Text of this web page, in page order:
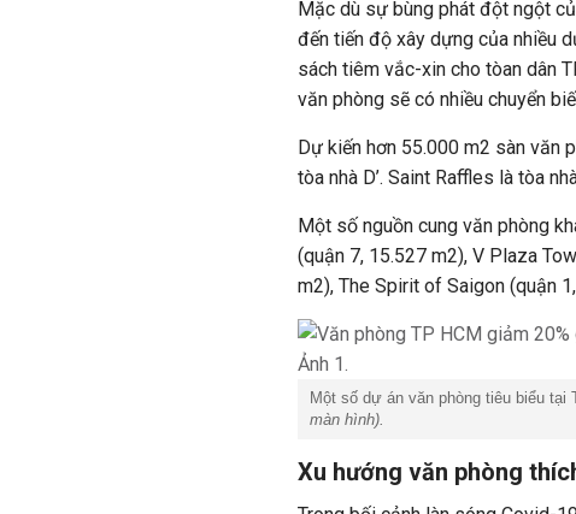
Mặc dù sự bùng phát đột ngột
đến tiến độ xây dựng của nhiều
sách tiêm vắc-xin cho tòan dân
văn phòng sẽ có nhiều chuyển
Dự kiến hơn 55.000 m2 sàn văn
tòa nhà D’. Saint Raffles là tòa
Một số nguồn cung văn phòng
(quận 7, 15.527 m2), V Plaza
m2), The Spirit of Saigon (quận
Một số dự án văn phòng tiêu biểu tại
màn hình).
Xu hướng văn phòng